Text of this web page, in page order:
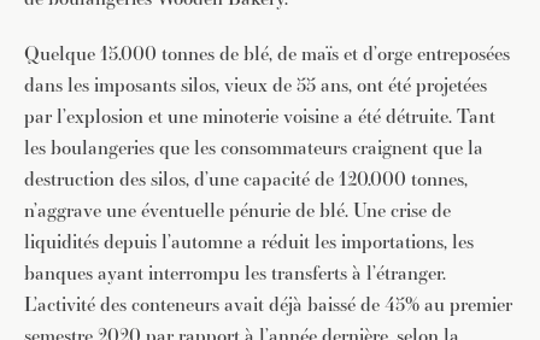
Quelque 15.000 tonnes de blé, de maïs et d’orge entreposées
dans les imposants silos, vieux de 55 ans, ont été projetées
par l’explosion et une minoterie voisine a été détruite. Tant
les boulangeries que les consommateurs craignent que la
destruction des silos, d’une capacité de 120.000 tonnes,
n’aggrave une éventuelle pénurie de blé. Une crise de
liquidités depuis l’automne a réduit les importations, les
banques ayant interrompu les transferts à l’étranger.
L’activité des conteneurs avait déjà baissé de 45% au premier